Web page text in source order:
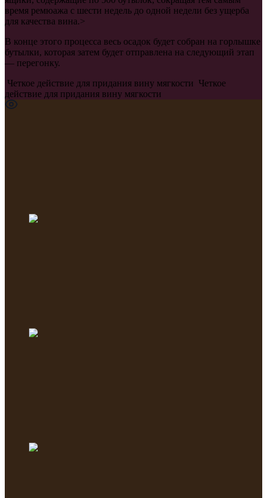
время ремюажа с шести недель до одной недели без ущерба
для качества вина.>
В конце этого процесса весь осадок будет собран на горлышке
бутылки, которая затем будет отправлена на следующий этап
— перегонку.
Четкое действие для придания вину мягкости Четкое
действие для придания вину мягкости